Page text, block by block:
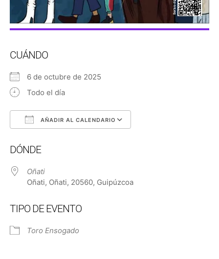
CUÁNDO
6 de octubre de 2025
Todo el día
AÑADIR AL CALENDARIO
DÓNDE
Oñati
Oñati, Oñati, 20560, Guipúzcoa
TIPO DE EVENTO
Toro Ensogado